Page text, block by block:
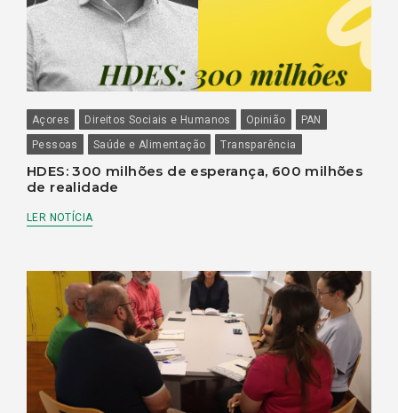
Açores Direitos Sociais e Humanos Opinião
PAN
Pessoas
Saúde e Alimentação Transparência
HDES: 300 milhões de esperança, 600 milhões
de realidade
LER NOTÍCIA